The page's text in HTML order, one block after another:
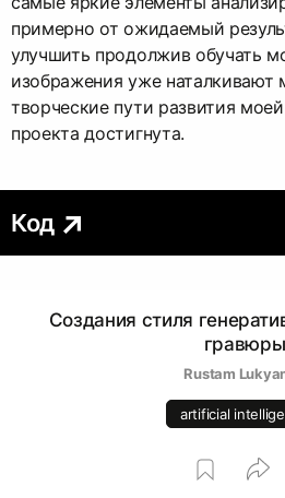
примерно от ожидаемый
улучшить продолжив обучать
изображения уже наталкивают
творческие пути развития
проекта достигнута.
Код
Создания стиля
гравюры
Rustam
artificial